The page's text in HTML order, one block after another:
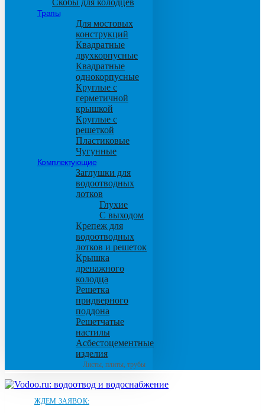
Трапы
Для мостовых
конструкций
Квадратные
двухкорпусные
Квадратные
однокорпусные
Круглые с
герметичной
крышкой
Круглые с
решеткой
Пластиковые
Чугунные
Комплектующие
Заглушки для
водоотводных
лотков
Глухие
С выходом
Крепеж для
водоотводных
лотков и решеток
Крышка
дренажного
колодца
Решетка
придверного
поддона
Решетчатые
настилы
Асбестоцементные
изделия
Листы, плиты, трубы
ЖДЕМ ЗАЯВОК: